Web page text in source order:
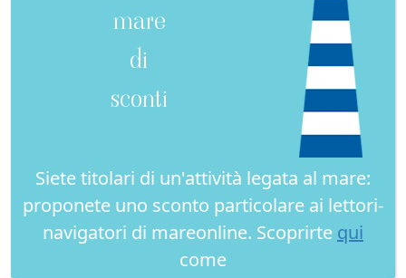
mare
di
sconti
Siete titolari di un'attività legata al mare:
proponete uno sconto particolare ai lettori-
navigatori di mareonline. Scoprirte qui
come